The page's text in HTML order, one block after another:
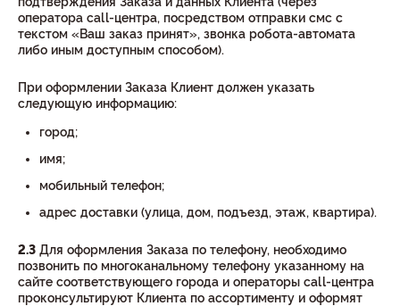
оператора call-центра, посредством отправки смс с
текстом «Ваш заказ принят», звонка робота-автомата
либо иным доступным способом).
При оформлении Заказа Клиент должен указать
следующую информацию:
город;
имя;
мобильный телефон;
адрес доставки (улица, дом, подъезд, этаж, квартира).
2.3 Для оформления Заказа по телефону, необходимо
позвонить по многоканальному телефону указанному на
сайте соответствующего города и операторы call-центра
проконсультируют Клиента по ассортименту и оформят